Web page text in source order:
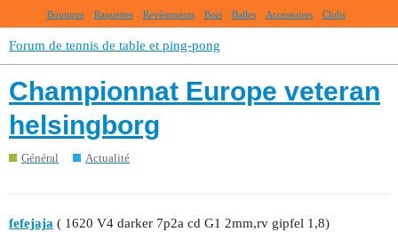
Boutique Raquettes Revêtements Bois Balles Accessoires Clubs
Forum de tennis de table et ping-pong
Championnat Europe veteran
helsingborg
Général Actualité
fefejaja ( 1620 V4 darker 7p2a cd G1 2mm,rv gipfel 1,8)